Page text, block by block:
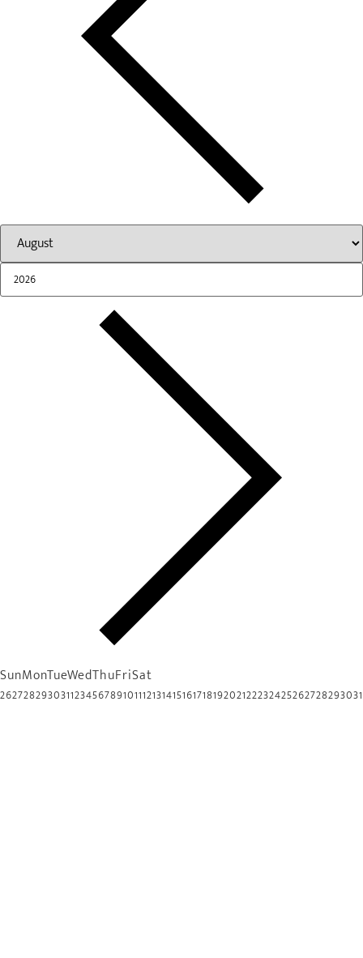
SunMonTueWedThuFriSat
26272829303112345678910111213141516171819202122232425262728293031